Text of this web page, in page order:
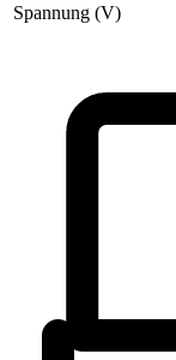
Spannung (V)